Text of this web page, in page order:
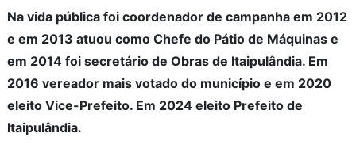
Na vida pública foi coordenador de campanha em 2012
e em 2013 atuou como Chefe do Pátio de Máquinas e
em 2014 foi secretário de Obras de Itaipulândia. Em
2016 vereador mais votado do município e em 2020
eleito Vice-Prefeito. Em 2024 eleito Prefeito de
Itaipulândia.